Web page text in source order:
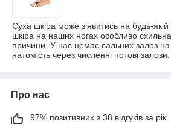
Суха шкіра може з'явитись на будь-якій
шкіра на наших ногах особливо схильна
причини. У нас немає сальних залоз на
натомість через численні потові залози.
Про нас
97% позитивних з 38 відгуків за рік